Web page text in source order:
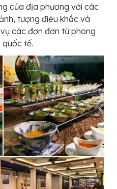
của địa phương với các
tượng điêu khắc và
các đơn đơn từ phong
tế.